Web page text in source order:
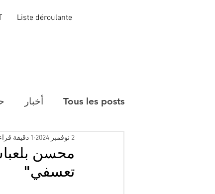
Liste déroulante
Tous les posts أخبار
محسن
تعسفي"
2 نوفمبر 2024 1 دقيقة قراءة